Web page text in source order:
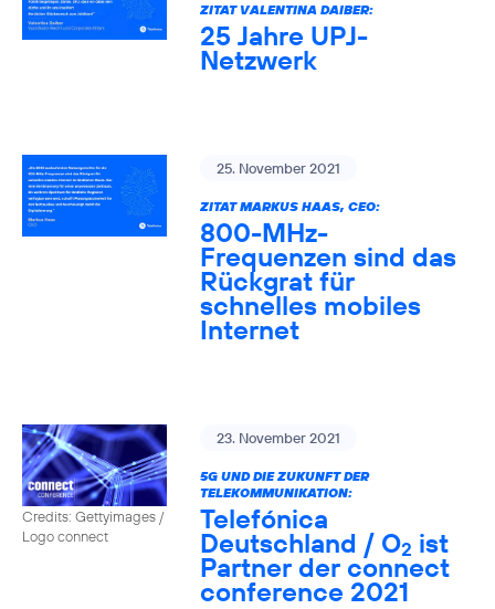
ZITAT VALENTINA DAIBER:
25 Jahre UPJ-
Netzwerk
25. November 2021
ZITAT MARKUS HAAS, CEO:
800-MHz-
Frequenzen sind das
Rückgrat für
schnelles mobiles
Internet
Credits: Gettyimages /
Logo connect
23. November 2021
5G UND DIE ZUKUNFT DER
TELEKOMMUNIKATION:
Telefónica
Deutschland / O2 ist
Partner der connect
conference 2021